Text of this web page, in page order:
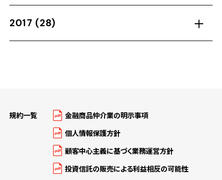
2017 (28)
規約一覧
金融商品仲介業の明示事項
個人情報保護方針
顧客中心主義に基づく業務運営方針
投資信託の販売による利益相反の可能性